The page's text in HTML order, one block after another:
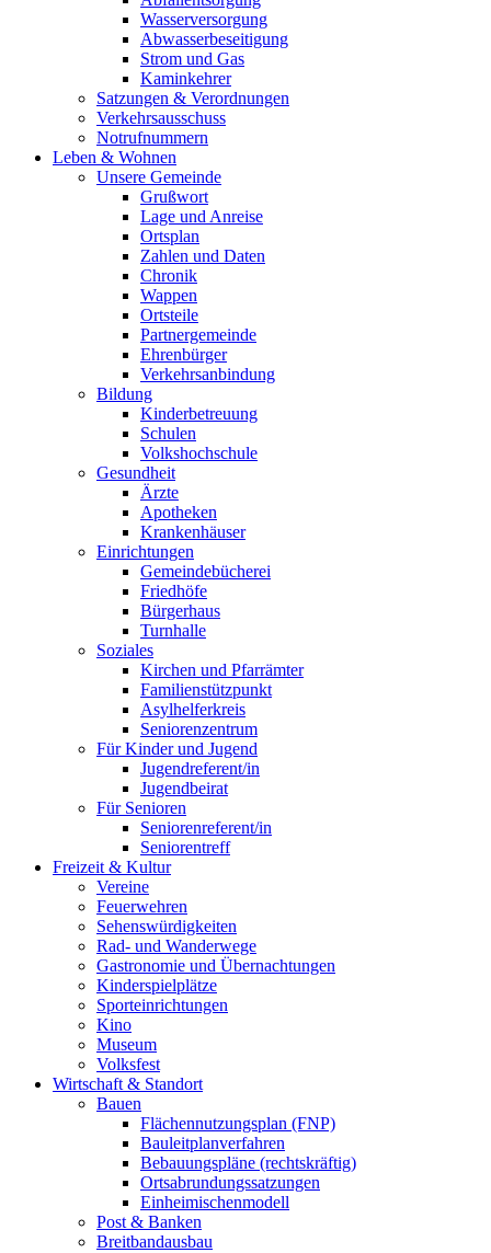
Wasserversorgung
Abwasserbeseitigung
Strom und Gas
Kaminkehrer
Satzungen & Verordnungen
Verkehrsausschuss
Notrufnummern
Leben & Wohnen
Unsere Gemeinde
Grußwort
Lage und Anreise
Ortsplan
Zahlen und Daten
Chronik
Wappen
Ortsteile
Partnergemeinde
Ehrenbürger
Verkehrsanbindung
Bildung
Kinderbetreuung
Schulen
Volkshochschule
Gesundheit
Ärzte
Apotheken
Krankenhäuser
Einrichtungen
Gemeindebücherei
Friedhöfe
Bürgerhaus
Turnhalle
Soziales
Kirchen und Pfarrämter
Familienstützpunkt
Asylhelferkreis
Seniorenzentrum
Für Kinder und Jugend
Jugendreferent/in
Jugendbeirat
Für Senioren
Seniorenreferent/in
Seniorentreff
Freizeit & Kultur
Vereine
Feuerwehren
Sehenswürdigkeiten
Rad- und Wanderwege
Gastronomie und Übernachtungen
Kinderspielplätze
Sporteinrichtungen
Kino
Museum
Volksfest
Wirtschaft & Standort
Bauen
Flächennutzungsplan (FNP)
Bauleitplanverfahren
Bebauungspläne (rechtskräftig)
Ortsabrundungssatzungen
Einheimischenmodell
Post & Banken
Breitbandausbau